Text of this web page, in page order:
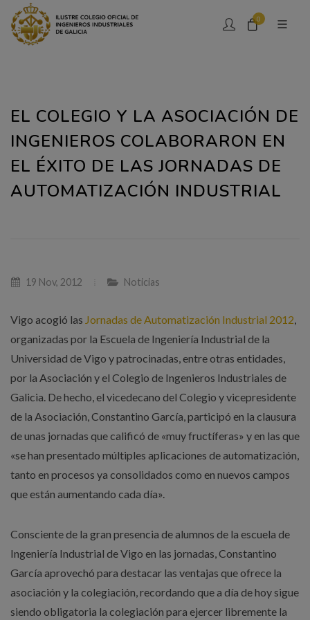
0
EL COLEGIO Y LA ASOCIACIÓN DE
INGENIEROS COLABORARON EN
EL ÉXITO DE LAS JORNADAS DE
AUTOMATIZACIÓN INDUSTRIAL
19 Nov, 2012 Noticias
Vigo acogió las Jornadas de Automatización Industrial 2012,
organizadas por la Escuela de Ingeniería Industrial de la
Universidad de Vigo y patrocinadas, entre otras entidades,
por la Asociación y el Colegio de Ingenieros Industriales de
Galicia. De hecho, el vicedecano del Colegio y vicepresidente
de la Asociación, Constantino García, participó en la clausura
de unas jornadas que calificó de «muy fructíferas» y en las que
«se han presentado múltiples aplicaciones de automatización,
tanto en procesos ya consolidados como en nuevos campos
que están aumentando cada día».
Consciente de la gran presencia de alumnos de la escuela de
Ingeniería Industrial de Vigo en las jornadas, Constantino
García aprovechó para destacar las ventajas que ofrece la
asociación y la colegiación, recordando que a día de hoy sigue
siendo obligatoria la colegiación para ejercer libremente la